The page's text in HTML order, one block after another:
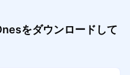
をダウンロードして